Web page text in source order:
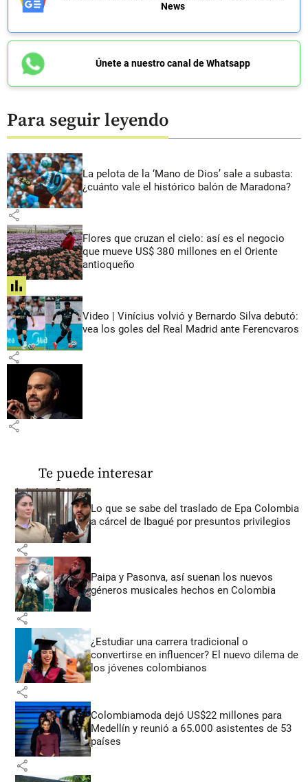
News
Únete a nuestro canal de Whatsapp
Para seguir leyendo
La pelota de la ‘Mano de Dios’ sale a subasta:
¿cuánto vale el histórico balón de Maradona?
share
Flores que cruzan el cielo: así es el negocio
que mueve US$ 380 millones en el Oriente
antioqueño
share
Video | Vinícius volvió y Bernardo Silva debutó:
vea los goles del Real Madrid ante Ferencvaros
share
share
Te puede interesar
Lo que se sabe del traslado de Epa Colombia
a cárcel de Ibagué por presuntos privilegios
share
Paipa y Pasonva, así suenan los nuevos
géneros musicales hechos en Colombia
share
¿Estudiar una carrera tradicional o
convertirse en influencer? El nuevo dilema de
los jóvenes colombianos
share
Colombiamoda dejó US$22 millones para
Medellín y reunió a 65.000 asistentes de 53
países
share